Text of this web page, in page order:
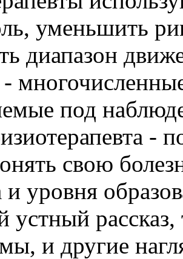
уменьшить
диапазон
-
под
-
свою
и уровня
рассказ,
и другие